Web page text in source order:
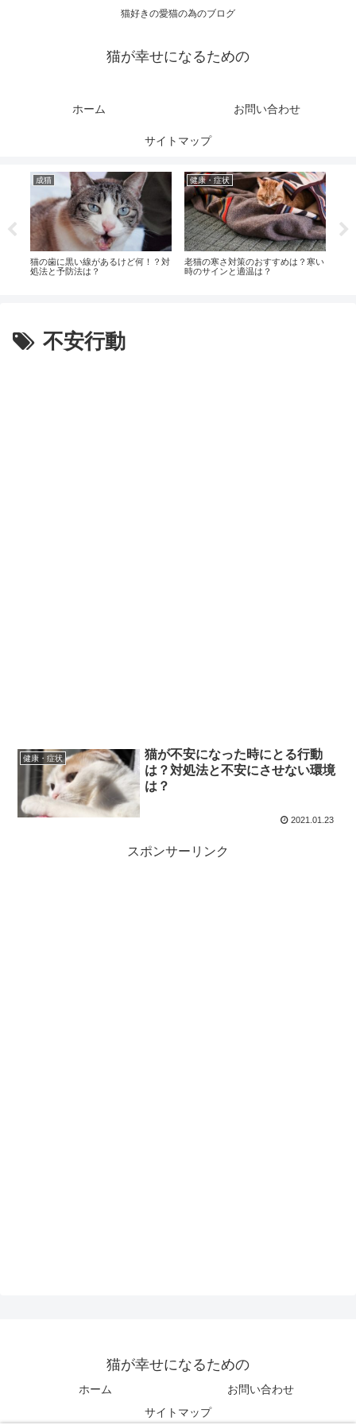
猫好きの愛猫の為のブログ
猫が幸せになるための
ホーム お問い合わせ
サイトマップ
成猫
猫の歯に黒い線があるけど何！？対
処法と予防法は？
健康・症状
老猫の寒さ対策のおすすめは？寒い
時のサインと適温は？
不安行動
健康・症状
猫が不安になった時にとる行動
は？対処法と不安にさせない環境
は？
2021.01.23
スポンサーリンク
猫が幸せになるための
ホーム
お問い合わせ
サイトマップ